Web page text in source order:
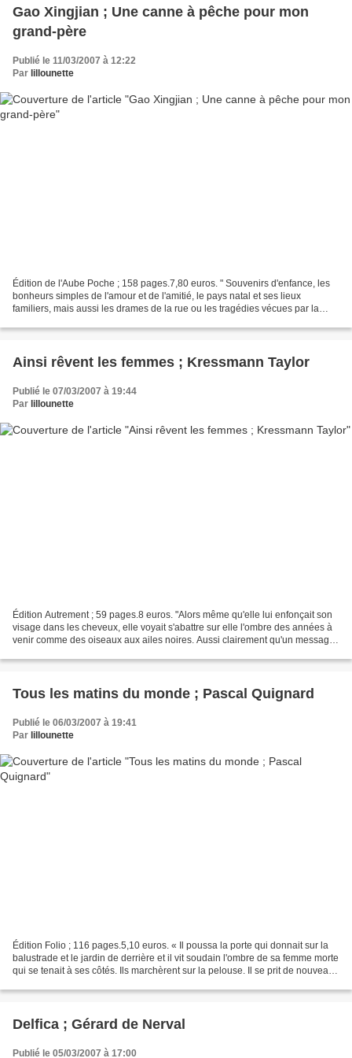
Gao Xingjian ; Une canne à pêche pour mon
grand-père
Publié le 11/03/2007 à 12:22
Par lillounette
Édition de l'Aube Poche ; 158 pages.7,80 euros. " Souvenirs d'enfance, les
bonheurs simples de l'amour et de l'amitié, le pays natal et ses lieux
familiers, mais aussi les drames de la rue ou les tragédies vécues par la
Ainsi rêvent les femmes ; Kressmann Taylor
Publié le 07/03/2007 à 19:44
Par lillounette
Édition Autrement ; 59 pages.8 euros. "Alors même qu'elle lui enfonçait son
visage dans les cheveux, elle voyait s'abattre sur elle l'ombre des années à
venir comme des oiseaux aux ailes noires. Aussi clairement qu'un message
Tous les matins du monde ; Pascal Quignard
Publié le 06/03/2007 à 19:41
Par lillounette
Édition Folio ; 116 pages.5,10 euros. « Il poussa la porte qui donnait sur la
balustrade et le jardin de derrière et il vit soudain l'ombre de sa femme morte
qui se tenait à ses côtés. Ils marchèrent sur la pelouse. Il se prit de nouveau
Delfica ; Gérard de Nerval
Publié le 05/03/2007 à 17:00